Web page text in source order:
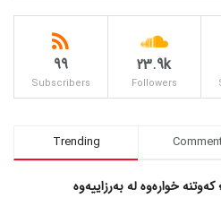
23.9k
Followers
99
Subscribers
Trending
خوارەوە لە بەرزاییەوە